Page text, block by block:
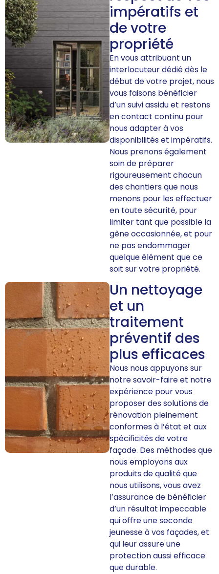
impératifs et
de votre
propriété
En vous attribuant un
interlocuteur dédié dès le
début de votre projet, nous
vous faisons bénéficier
d’un suivi assidu et restons
en contact continu pour
nous adapter à vos
disponibilités et impératifs.
Nous prenons également
soin de préparer
rigoureusement chacun
des chantiers que nous
menons pour les effectuer
en toute sécurité, pour
limiter tant que possible la
gêne occasionnée, et pour
ne pas endommager
quelque élément que ce
soit sur votre propriété.
Un nettoyage
et un
traitement
préventif des
plus efficaces
Nous nous appuyons sur
notre savoir-faire et notre
expérience pour vous
proposer des solutions de
rénovation pleinement
conformes à l’état et aux
spécificités de votre
façade. Des méthodes que
nous employons aux
produits de qualité que
nous utilisons, vous avez
l’assurance de bénéficier
d’un résultat impeccable
qui offre une seconde
jeunesse à vos façades, et
qui leur assure une
protection aussi efficace
que durable.